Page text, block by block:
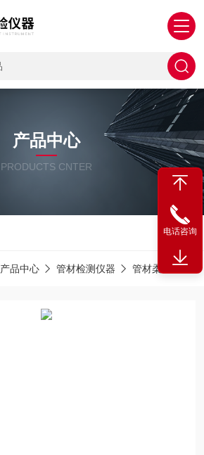
产品中心
PRODUCTS CNTER
产品中心 管材检测仪器 管材柔韧性测定仪
电话咨询